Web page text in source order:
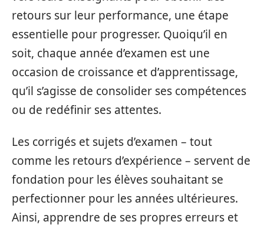
retours sur leur performance, une étape
essentielle pour progresser. Quoiqu’il en
soit, chaque année d’examen est une
occasion de croissance et d’apprentissage,
qu’il s’agisse de consolider ses compétences
ou de redéfinir ses attentes.
Les corrigés et sujets d’examen – tout
comme les retours d’expérience – servent de
fondation pour les élèves souhaitant se
perfectionner pour les années ultérieures.
Ainsi, apprendre de ses propres erreurs et